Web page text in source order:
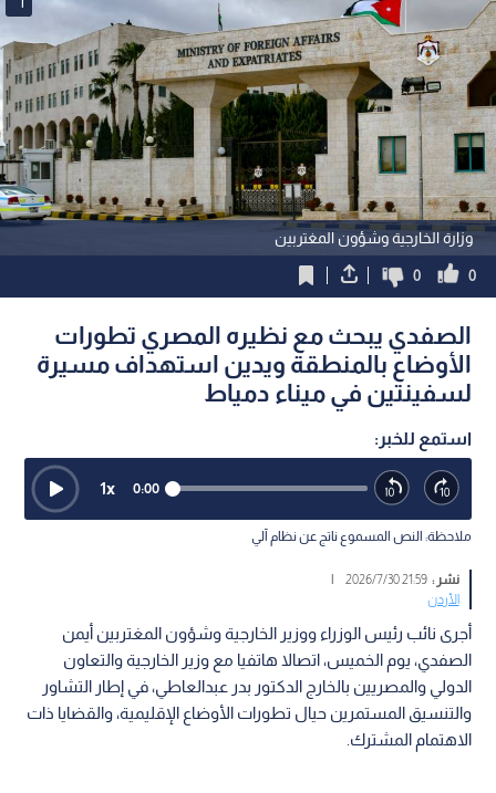
وزارة الخارجية وشؤون المغتربين
0
0
الصفدي يبحث مع نظيره المصري تطورات
الأوضاع بالمنطقة ويدين استهداف مسيرة
لسفينتين في ميناء دمياط
استمع للخبر:
0:00
1x
ملاحظة: النص المسموع ناتج عن نظام آلي
نشر :21:59 2026/7/30
|
الأردن
أجرى نائب رئيس الوزراء ووزير الخارجية وشؤون المغتربين أيمن
الصفدي، يوم الخميس، اتصالا هاتفيا مع وزير الخارجية والتعاون
الدولي والمصريين بالخارج الدكتور بدر عبدالعاطي، في إطار التشاور
والتنسيق المستمرين حيال تطورات الأوضاع الإقليمية، والقضايا ذات
الاهتمام المشترك.